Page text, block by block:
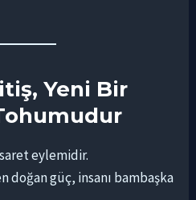
Yeni Bir
eylemidir.
doğan güç, insanı bambaşka